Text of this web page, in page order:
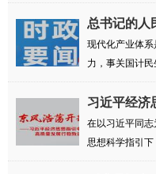
总书记的人
业...
现代化产业体
力，事关国计民
习近平经济
稳致远
在以习近平同
思想科学指引